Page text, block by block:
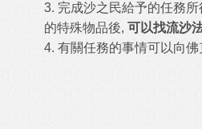
3. 完成沙之民給予的任務
的特殊物品後, 可以找流沙
4. 有關任務的事情可以向